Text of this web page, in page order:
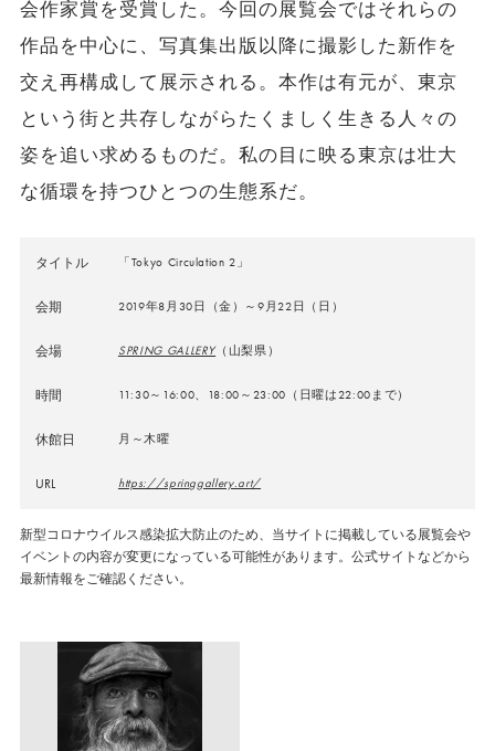
会作家賞を受賞した。今回の展覧会ではそれらの
作品を中心に、写真集出版以降に撮影した新作を
交え再構成して展示される。本作は有元が、東京
という街と共存しながらたくましく生きる人々の
姿を追い求めるものだ。私の目に映る東京は壮大
な循環を持つひとつの生態系だ。
タイトル 「Tokyo Circulation 2」
会期 2019年8月30日（金）～9月22日（日）
会場 SPRING GALLERY（山梨県）
時間 11:30～16:00、18:00～23:00（日曜は22:00まで）
休館日 月～木曜
URL https://springgallery.art/
新型コロナウイルス感染拡大防止のため、当サイトに掲載している展覧会や
イベントの内容が変更になっている可能性があります。公式サイトなどから
最新情報をご確認ください。